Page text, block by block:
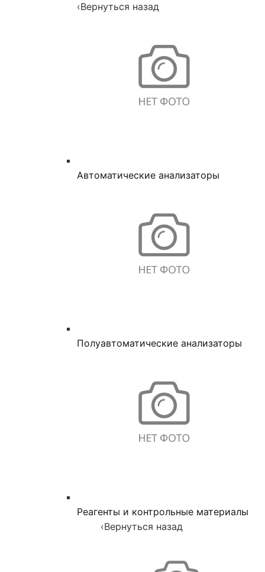
‹Вернуться назад
Автоматические анализаторы
Полуавтоматические анализаторы
Реагенты и контрольные материалы
‹Вернуться назад